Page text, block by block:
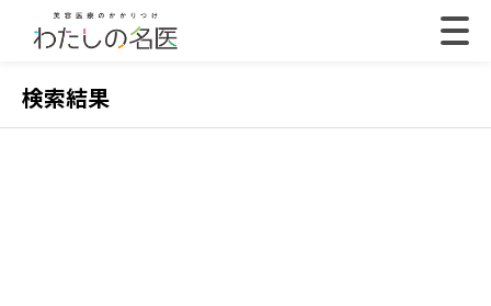
検索結果